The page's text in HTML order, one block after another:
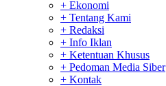
+ Ekonomi
+ Tentang Kami
+ Redaksi
+ Info Iklan
+ Ketentuan Khusus
+ Pedoman Media Siber
+ Kontak